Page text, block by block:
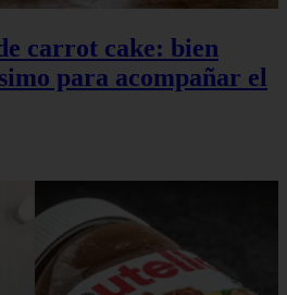
carrot cake: bien
para acompañar el